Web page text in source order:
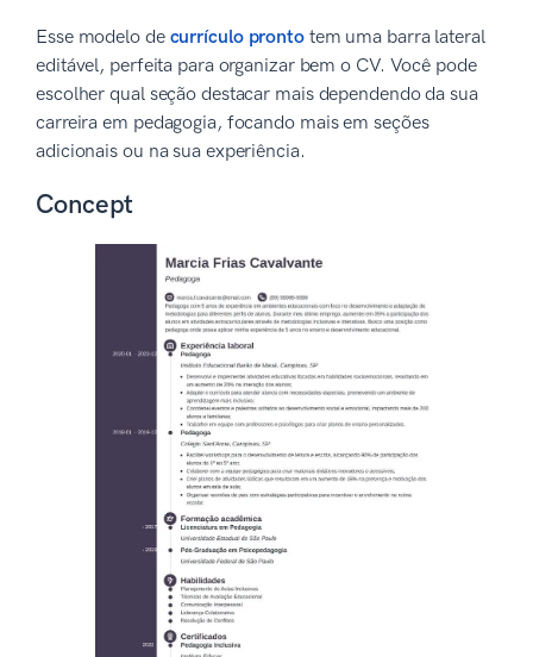
Esse modelo de currículo prontotem uma barra lateral
editável, perfeita para organizar bem o CV. Você pode
escolher qual seção destacar mais dependendo da sua
carreira em pedagogia, focando mais em seções
adicionais ou na sua experiência.
Concept